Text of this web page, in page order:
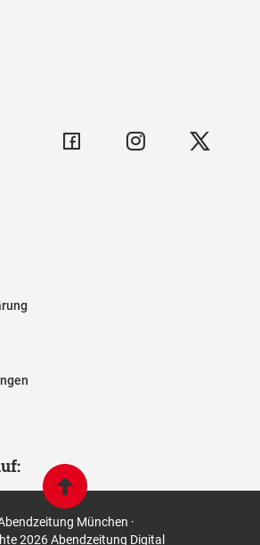
München ·
2026 Abendzeitung Digital